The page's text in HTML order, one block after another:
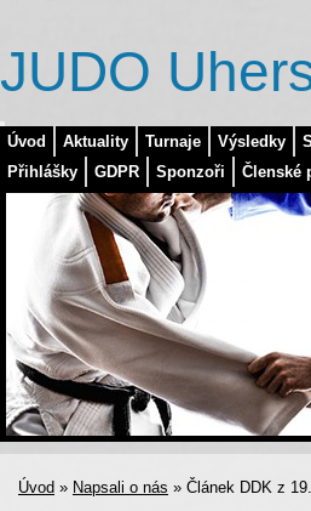
Úvod Aktuality Turnaje Výsledky
Přihlášky
GDPR Sponzoři Členské
JUDO
Úvod » Napsali o nás » Článek DDK z